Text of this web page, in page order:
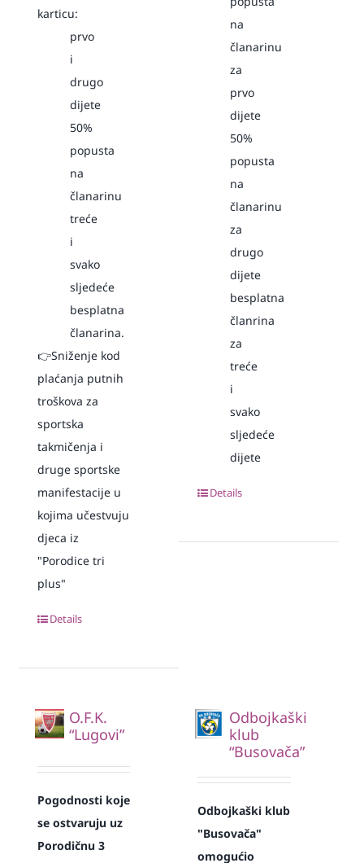
karticu:
prvo
i
drugo
dijete
50%
popusta
na
članarinu
treće
i
svako
sljedeće
besplatna
članarina.
👉Sniženje kod
plaćanja putnih
troškova za
sportska
takmičenja i
druge sportske
manifestacije u
kojima učestvuju
djeca iz
"Porodice tri
plus"
Details
na
članarinu
za
prvo
dijete
50%
popusta
na
članarinu
za
drugo
dijete
besplatna
članrina
za
treće
i
svako
sljedeće
dijete
Details
O.F.K.
“Lugovi”
Pogodnosti koje
se ostvaruju uz
Porodičnu 3
Odbojkaški
klub
“Busovača”
Odbojkaški klub
"Busovača"
omogućio